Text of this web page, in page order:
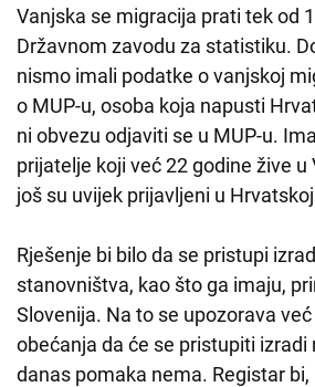
Vanjska se migracija prati tek od
Državnom zavodu za statistiku.
nismo imali podatke o vanjskoj
o MUP-u, osoba koja napusti
ni obvezu odjaviti se u MUP-u.
prijatelje koji već 22 godine žive u
još su uvijek prijavljeni u
Rješenje bi bilo da se pristupi
stanovništva, kao što ga imaju,
Slovenija. Na to se upozorava
obećanja da će se pristupiti izradi
danas pomaka nema. Registar